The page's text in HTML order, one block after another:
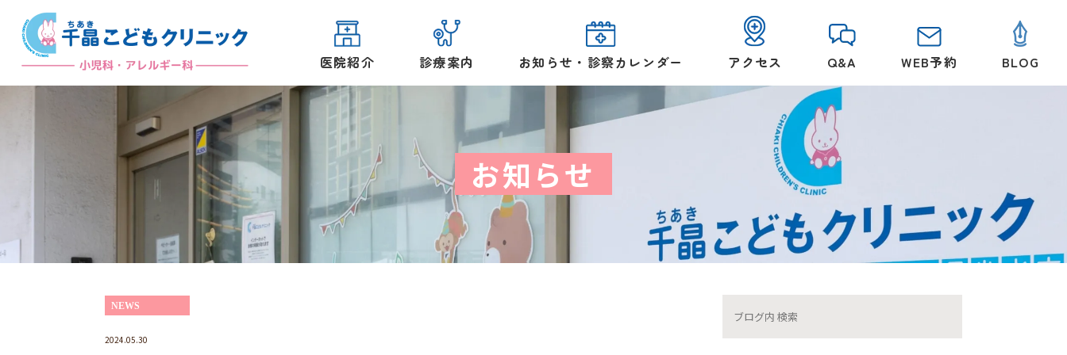
医院紹介
院長紹介
初めての方へ
診療案内 お知らせ・診察カレンダー アクセス Q&A WEB予約 BLOG
お知らせ
NEWS
2024.05.30